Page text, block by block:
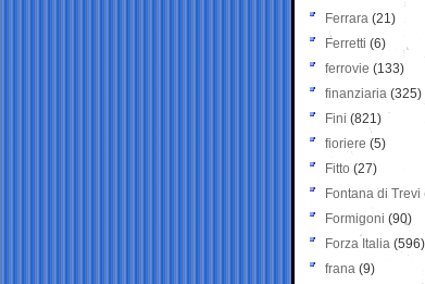
Ferrara (21)
Ferretti (6)
ferrovie (133)
finanziaria (325)
Fini (821)
fioriere (5)
Fitto (27)
Fontana di Trevi
Formigoni (90)
Forza Italia (596)
frana (9)